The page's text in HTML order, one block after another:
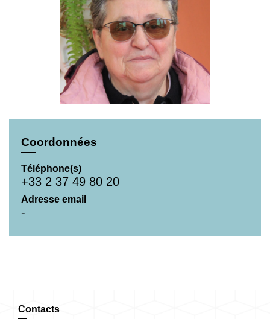
Coordonnées
Téléphone(s)
+33 2 37 49 80 20
Adresse email
-
Contacts